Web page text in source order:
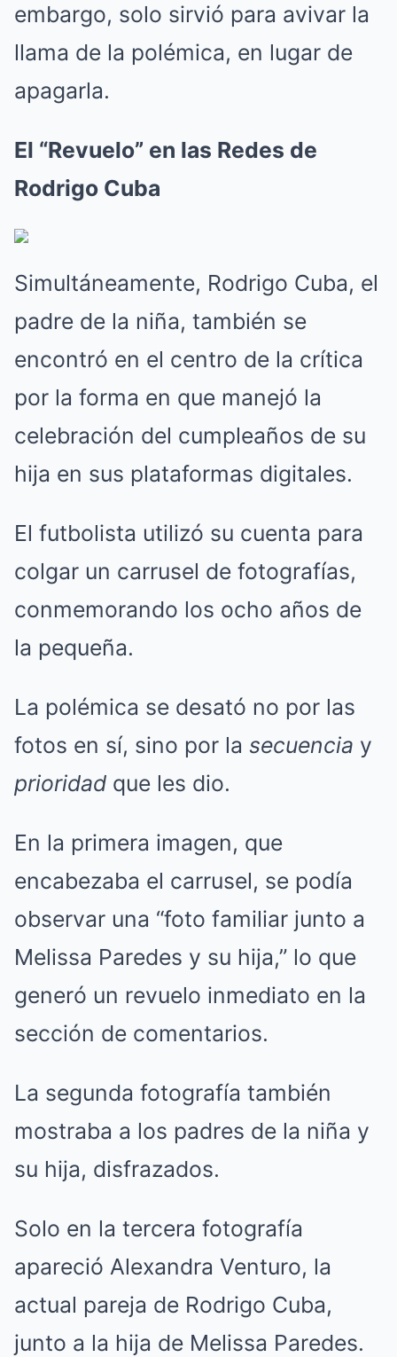
embargo, solo sirvió para avivar la
llama de la polémica, en lugar de
apagarla.
El “Revuelo” en las Redes de
Rodrigo Cuba
Simultáneamente, Rodrigo Cuba, el
padre de la niña, también se
encontró en el centro de la crítica
por la forma en que manejó la
celebración del cumpleaños de su
hija en sus plataformas digitales.
El futbolista utilizó su cuenta para
colgar un carrusel de fotografías,
conmemorando los ocho años de
la pequeña.
La polémica se desató no por las
fotos en sí, sino por la secuencia y
prioridad que les dio.
En la primera imagen, que
encabezaba el carrusel, se podía
observar una “foto familiar junto a
Melissa Paredes y su hija,” lo que
generó un revuelo inmediato en la
sección de comentarios.
La segunda fotografía también
mostraba a los padres de la niña y
su hija, disfrazados.
Solo en la tercera fotografía
apareció Alexandra Venturo, la
actual pareja de Rodrigo Cuba,
junto a la hija de Melissa Paredes.